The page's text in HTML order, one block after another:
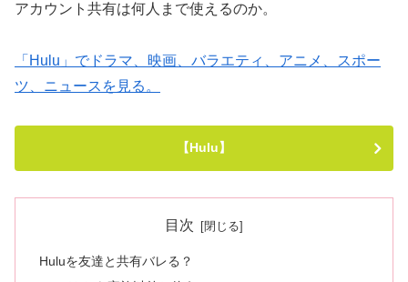
アカウント共有は何人まで使えるのか。
「Hulu」でドラマ、映画、バラエティ、アニメ、スポー
ツ、ニュースを見る。
【Hulu】
目次
Huluを友達と共有バレる？